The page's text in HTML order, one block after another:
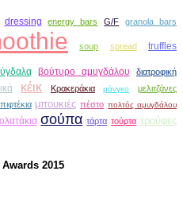
dressing energy bars G/F granola bars
soup spread truffles
βούτυρο αμυγδάλου
διατροφική
κέικ Κρακεράκια μάνγκο
μελιτζάνες
μπουκιές πέστο πολτός αμυγδάλου
σούπα τάρτα τούρτα τρούφες
2015